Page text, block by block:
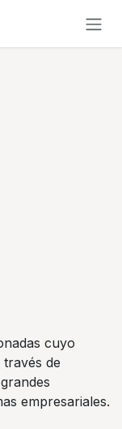
cuyo
de
empresariales.